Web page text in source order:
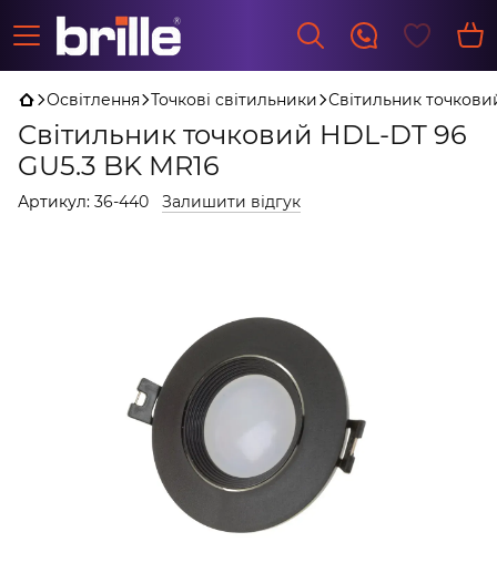
Освітлення Точкові світильники Світильник
Світильник точковий HDL-DT 96
GU5.3 BK MR16
Артикул: 36-440 Залишити відгук